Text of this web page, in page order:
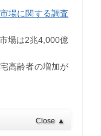
場に関する調査
場は2兆4,000億
高齢者の増加が
Close ▲